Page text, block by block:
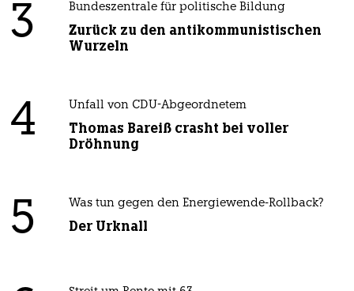
3 Bundeszentrale für politische Bildung
Zurück zu den antikommunistischen
Wurzeln
4 Unfall von CDU-Abgeordnetem
Thomas Bareiß crasht bei voller
Dröhnung
5 Was tun gegen den Energiewende-Rollback?
Der Urknall